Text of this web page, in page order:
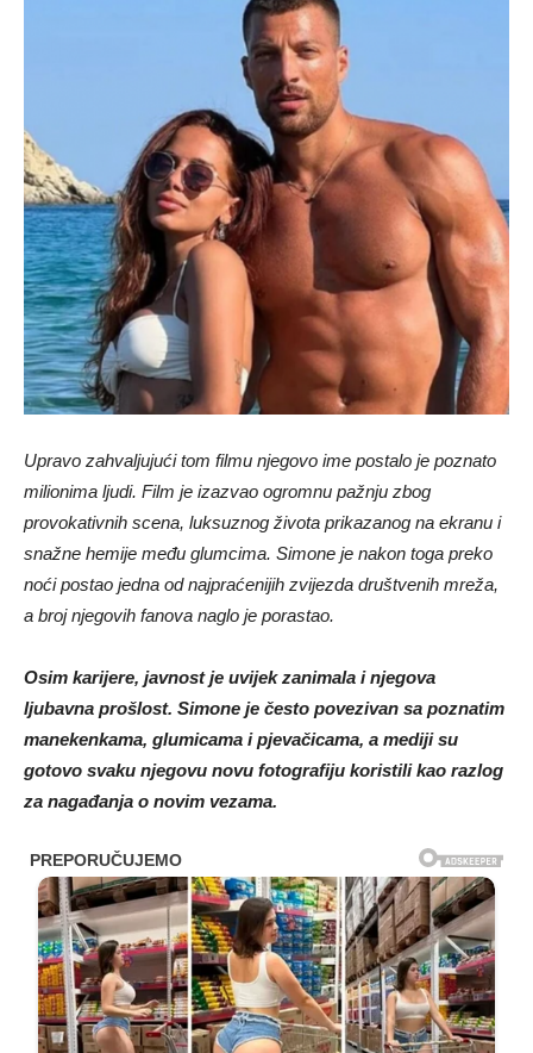
Upravo zahvaljujući tom filmu njegovo ime postalo je poznato
milionima ljudi. Film je izazvao ogromnu pažnju zbog
provokativnih scena, luksuznog života prikazanog na ekranu i
snažne hemije među glumcima. Simone je nakon toga preko
noći postao jedna od najpraćenijih zvijezda društvenih mreža,
a broj njegovih fanova naglo je porastao.
Osim karijere, javnost je uvijek zanimala i njegova
ljubavna prošlost. Simone je često povezivan sa poznatim
manekenkama, glumicama i pjevačicama, a mediji su
gotovo svaku njegovu novu fotografiju koristili kao razlog
za nagađanja o novim vezama.